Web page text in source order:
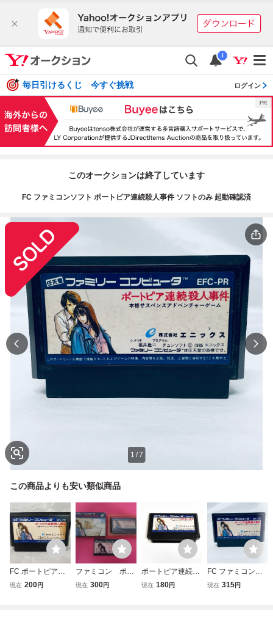
i
毎日引けるくじ 今すぐ挑戦 ログイン
このオークションは終了しています
FC ファミコンソフト ポートピア連続殺人事件 ソフトのみ 起動確認済
1 /7
この商品よりも安い類似商品
FC ポートピア連
続殺人事件 ファミ
現在 200円
ファミコン ポー
トピア連続殺人事
現在 300円
ポートピア連続殺
人事件【動作確認
現在 180円
FC ファミコンソ
フト ポートピア連
現在 315円